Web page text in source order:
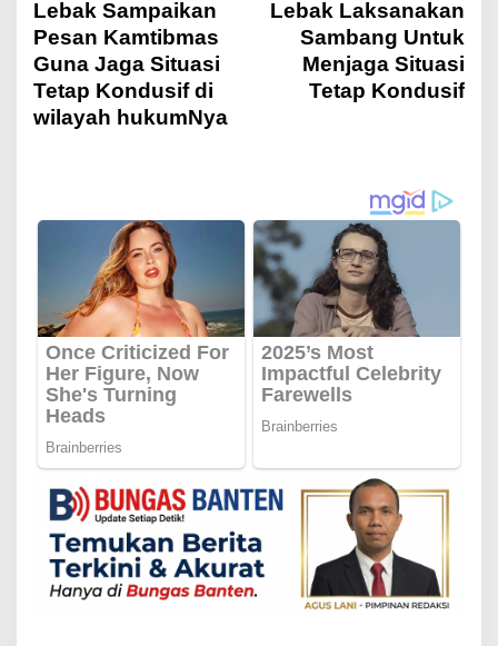
v
i
s
i
p
o
s
Lebak Sampaikan
Pesan Kamtibmas
Guna Jaga Situasi
Tetap Kondusif di
wilayah hukumNya
Lebak Laksanakan
Sambang Untuk
Menjaga Situasi
Tetap Kondusif